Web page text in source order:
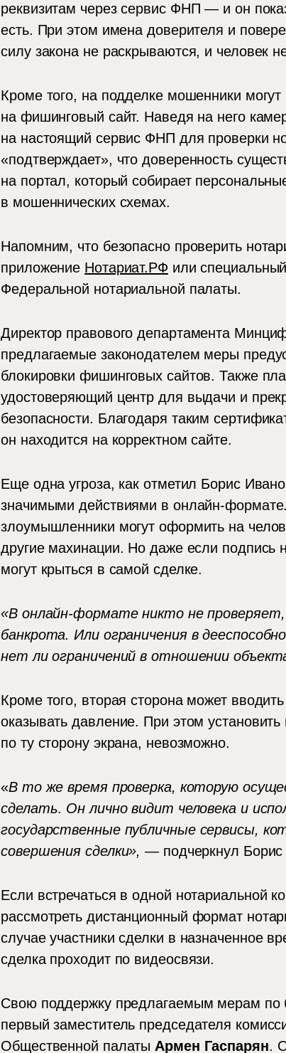
реквизитам через сервис ФНП — и он
есть. При этом имена доверителя и
силу закона не раскрываются, и человек
Кроме того, на подделке мошенники могут
на фишинговый сайт. Наведя на него
на настоящий сервис ФНП для проверки
«подтверждает», что доверенность
на портал, который собирает
в мошеннических схемах.
Напомним, что безопасно проверить
приложение Нотариат.РФ или
Федеральной нотариальной палаты.
Директор правового департамента
предлагаемые законодателем меры
блокировки фишинговых сайтов. Также
удостоверяющий центр для выдачи и
безопасности. Благодаря таким
он находится на корректном сайте.
Еще одна угроза, как отметил Борис
значимыми действиями в онлайн-
злоумышленники могут оформить на
другие махинации. Но даже если подпись
могут крыться в самой сделке.
«В онлайн-формате никто не
банкрота. Или ограничения в
нет ли ограничений в отношении
Кроме того, вторая сторона может
оказывать давление. При этом
по ту сторону экрана, невозможно.
«В то же время проверка, которую
сделать. Он лично видит человека и
государственные публичные сервисы,
совершения сделки»,— подчеркнул
Если встречаться в одной нотариальной
рассмотреть дистанционный формат
случае участники сделки в назначенное
сделка проходит по видеосвязи.
Свою поддержку предлагаемым мерам по
первый заместитель председателя
Общественной палаты Армен Гаспарян.